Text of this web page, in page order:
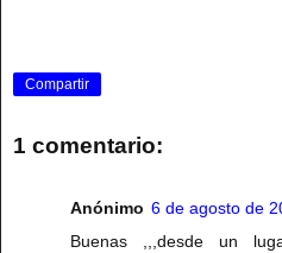
Compartir
1 comentario:
Anónimo 6 de agosto de
Buenas ,,,desde un